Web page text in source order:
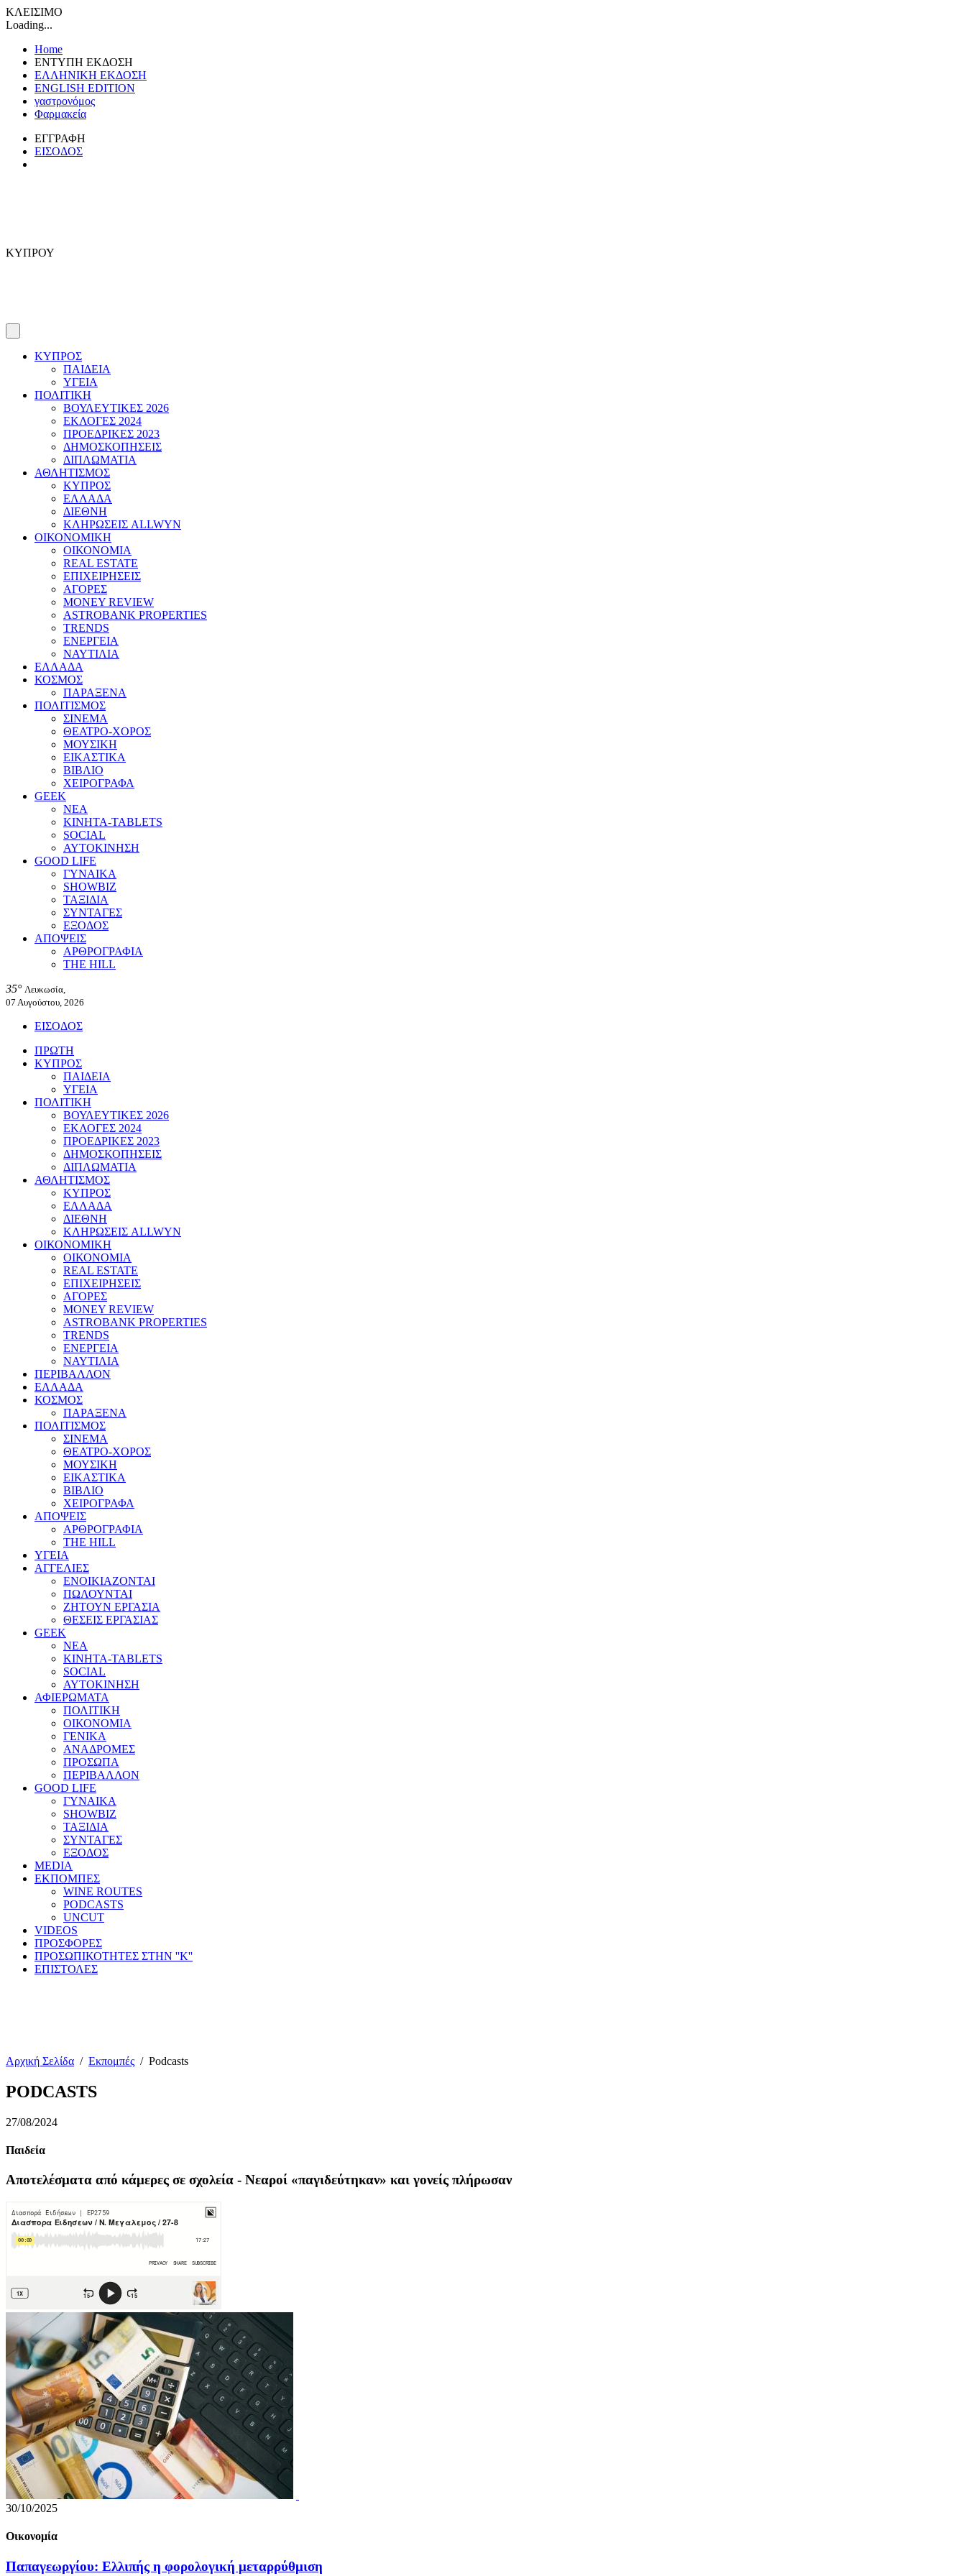
ΚΛΕΙΣΙΜΟ
Loading...
Home
ΕΝΤΥΠΗ ΕΚΔΟΣΗ
ΕΛΛΗΝΙΚΗ ΕΚΔΟΣΗ
ENGLISH EDITION
γαστρονόμος
Φαρμακεία
ΕΓΓΡΑΦΗ
ΕΙΣΟΔΟΣ
ΚΥΠΡΟΥ
ΚΥΠΡΟΣ
ΠΑΙΔΕΙΑ
ΥΓΕΙΑ
ΠΟΛΙΤΙΚΗ
ΒΟΥΛΕΥΤΙΚΕΣ 2026
ΕΚΛΟΓΕΣ 2024
ΠΡΟΕΔΡΙΚΕΣ 2023
ΔΗΜΟΣΚΟΠΗΣΕΙΣ
ΔΙΠΛΩΜΑΤΙΑ
ΑΘΛΗΤΙΣΜΟΣ
ΚΥΠΡΟΣ
ΕΛΛΑΔΑ
ΔΙΕΘΝΗ
ΚΛΗΡΩΣΕΙΣ ALLWYN
ΟΙΚΟΝΟΜΙΚΗ
ΟΙΚΟΝΟΜΙΑ
REAL ESTATE
ΕΠΙΧΕΙΡΗΣΕΙΣ
ΑΓΟΡΕΣ
MONEY REVIEW
ASTROBANK PROPERTIES
TRENDS
ΕΝΕΡΓΕΙΑ
ΝΑΥΤΙΛΙΑ
ΕΛΛΑΔΑ
ΚΟΣΜΟΣ
ΠΑΡΑΞΕΝΑ
ΠΟΛΙΤΙΣΜΟΣ
ΣΙΝΕΜΑ
ΘΕΑΤΡΟ-ΧΟΡΟΣ
ΜΟΥΣΙΚΗ
ΕΙΚΑΣΤΙΚΑ
ΒΙΒΛΙΟ
ΧΕΙΡΟΓΡΑΦΑ
GEEK
ΝΕΑ
ΚΙΝΗΤΑ-TABLETS
SOCIAL
ΑΥΤΟΚΙΝΗΣΗ
GOOD LIFE
ΓΥΝΑΙΚΑ
SHOWBIZ
ΤΑΞΙΔΙΑ
ΣΥΝΤΑΓΕΣ
ΕΞΟΔΟΣ
ΑΠΟΨΕΙΣ
ΑΡΘΡΟΓΡΑΦΙΑ
THE HILL
35° Λευκωσία,
07 Αυγούστου, 2026
ΕΙΣΟΔΟΣ
ΠΡΩΤΗ
ΚΥΠΡΟΣ
ΠΑΙΔΕΙΑ
ΥΓΕΙΑ
ΠΟΛΙΤΙΚΗ
ΒΟΥΛΕΥΤΙΚΕΣ 2026
ΕΚΛΟΓΕΣ 2024
ΠΡΟΕΔΡΙΚΕΣ 2023
ΔΗΜΟΣΚΟΠΗΣΕΙΣ
ΔΙΠΛΩΜΑΤΙΑ
ΑΘΛΗΤΙΣΜΟΣ
ΚΥΠΡΟΣ
ΕΛΛΑΔΑ
ΔΙΕΘΝΗ
ΚΛΗΡΩΣΕΙΣ ALLWYN
ΟΙΚΟΝΟΜΙΚΗ
ΟΙΚΟΝΟΜΙΑ
REAL ESTATE
ΕΠΙΧΕΙΡΗΣΕΙΣ
ΑΓΟΡΕΣ
MONEY REVIEW
ASTROBANK PROPERTIES
TRENDS
ΕΝΕΡΓΕΙΑ
ΝΑΥΤΙΛΙΑ
ΠΕΡΙΒΑΛΛΟΝ
ΕΛΛΑΔΑ
ΚΟΣΜΟΣ
ΠΑΡΑΞΕΝΑ
ΠΟΛΙΤΙΣΜΟΣ
ΣΙΝΕΜΑ
ΘΕΑΤΡΟ-ΧΟΡΟΣ
ΜΟΥΣΙΚΗ
ΕΙΚΑΣΤΙΚΑ
ΒΙΒΛΙΟ
ΧΕΙΡΟΓΡΑΦΑ
ΑΠΟΨΕΙΣ
ΑΡΘΡΟΓΡΑΦΙΑ
THE HILL
ΥΓΕΙΑ
ΑΓΓΕΛΙΕΣ
ΕΝΟΙΚΙΑΖΟΝΤΑΙ
ΠΩΛΟΥΝΤΑΙ
ΖΗΤΟΥΝ ΕΡΓΑΣΙΑ
ΘΕΣΕΙΣ ΕΡΓΑΣΙΑΣ
GEEK
ΝΕΑ
ΚΙΝΗΤΑ-TABLETS
SOCIAL
ΑΥΤΟΚΙΝΗΣΗ
ΑΦΙΕΡΩΜΑΤΑ
ΠΟΛΙΤΙΚΗ
ΟΙΚΟΝΟΜΙΑ
ΓΕΝΙΚΑ
ΑΝΑΔΡΟΜΕΣ
ΠΡΟΣΩΠΑ
ΠΕΡΙΒΑΛΛΟΝ
GOOD LIFE
ΓΥΝΑΙΚΑ
SHOWBIZ
ΤΑΞΙΔΙΑ
ΣΥΝΤΑΓΕΣ
ΕΞΟΔΟΣ
MEDIA
ΕΚΠΟΜΠΕΣ
WINE ROUTES
PODCASTS
UNCUT
VIDEOS
ΠΡΟΣΦΟΡΕΣ
ΠΡΟΣΩΠΙΚΟΤΗΤΕΣ ΣΤΗΝ ''Κ''
ΕΠΙΣΤΟΛΕΣ
Αρχική Σελίδα / Εκπομπές / Podcasts
PODCASTS
27/08/2024
Παιδεία
Αποτελέσματα από κάμερες σε σχολεία - Νεαροί «παγιδεύτηκαν» και γονείς πλήρωσαν
30/10/2025
Οικονομία
Παπαγεωργίου: Ελλιπής η φορολογική μεταρρύθμιση